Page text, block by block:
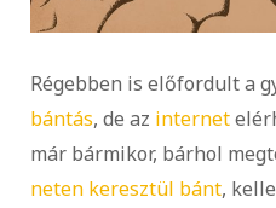
Régebben is előfordult a
bántás, de az internet
már bármikor, bárhol
neten keresztül bánt,